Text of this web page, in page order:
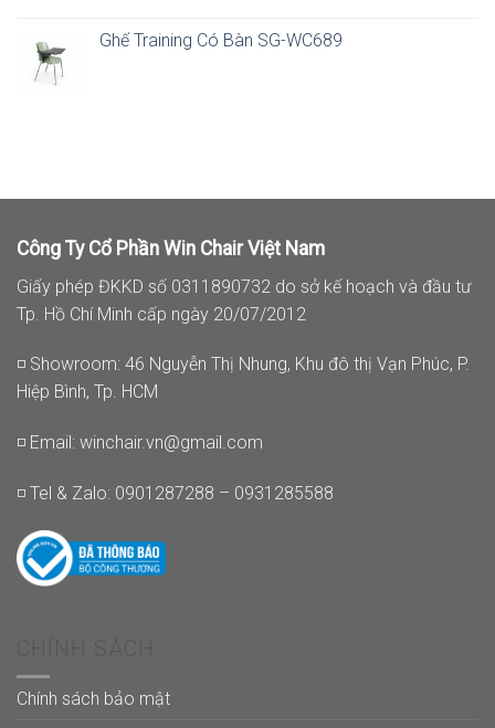
Ghế Training Có Bàn SG-WC689
Công Ty Cổ Phần Win Chair Việt Nam
Giấy phép ĐKKD số 0311890732 do sở kế hoạch và đầu tư
Tp. Hồ Chí Minh cấp ngày 20/07/2012
◽ Showroom: 46 Nguyễn Thị Nhung, Khu đô thị Vạn Phúc, P.
Hiệp Bình, Tp. HCM
◽ Email: winchair.vn@gmail.com
◽ Tel & Zalo: 0901287288 – 0931285588
Chính sách bảo mật